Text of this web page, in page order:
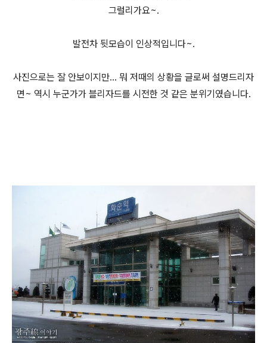
그럴리가요~.
발전차 뒷모습이 인상적입니다~.
사진으로는 잘 안보이지만... 뭐 저때의 상황을 글로써 설명드리자
면~ 역시 누군가가 블리자드를 시전한 것 같은 분위기였습니다.